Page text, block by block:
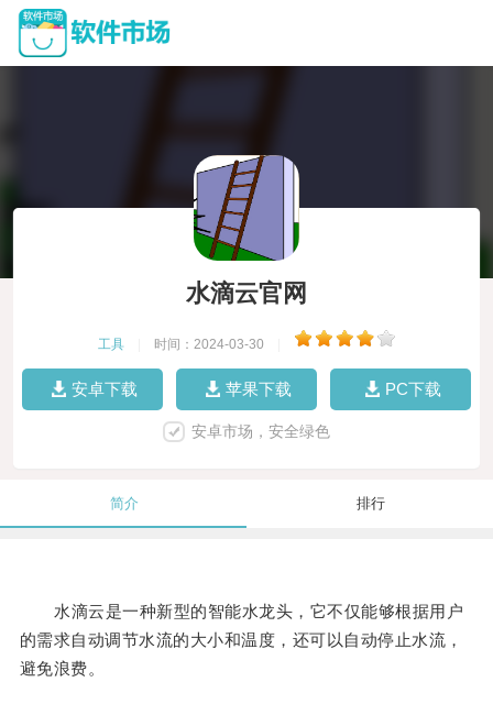
水滴云官网
工具 时间：2024-03-30
安卓下载 苹果下载 PC下载
安卓市场，安全绿色
简介 排行
水滴云是一种新型的智能水龙头，它不仅能够根据用户
的需求自动调节水流的大小和温度，还可以自动停止水流，
避免浪费。